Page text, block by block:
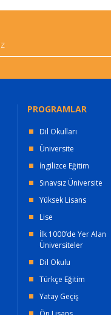
PROGRAMLAR
Dil Okulları
Üniversite
İngilizce Eğitim
Sınavsız Üniversite
Yüksek Lisans
Lise
İlk 1000’de Yer Alan
Üniversiteler
Dil Okulu
Türkçe Eğitim
Yatay Geçiş